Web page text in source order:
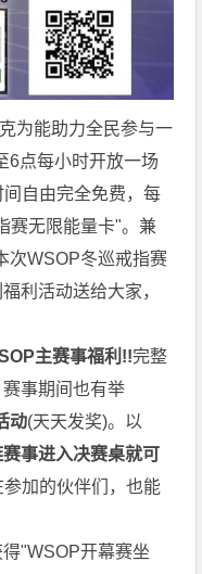
为能助力全民参与一
6点每小时开放一场
间自由完全免费，每
赛无限能量卡"。兼
次WSOP冬巡戒指赛
利活动送给大家，
主赛事福利!!完整
事期间也有举
动(天天发奖)。以
事进入决赛桌就可
参加的伙伴们，也能
"WSOP开幕赛坐